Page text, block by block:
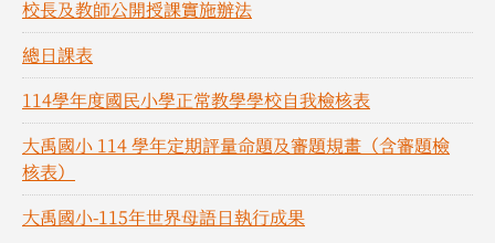
校長及教師公開授課實施辦法
總日課表
114學年度國民小學正常教學學校自我檢核表
大禹國小 114 學年定期評量命題及審題規畫（含審題檢
核表）
大禹國小-115年世界母語日執行成果